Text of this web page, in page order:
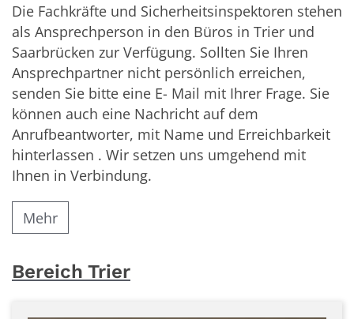
Die Fachkräfte und Sicherheitsinspektoren stehen
als Ansprechperson in den Büros in Trier und
Saarbrücken zur Verfügung. Sollten Sie Ihren
Ansprechpartner nicht persönlich erreichen,
senden Sie bitte eine E- Mail mit Ihrer Frage. Sie
können auch eine Nachricht auf dem
Anrufbeantworter, mit Name und Erreichbarkeit
hinterlassen . Wir setzen uns umgehend mit
Ihnen in Verbindung.
Mehr
Bereich Trier